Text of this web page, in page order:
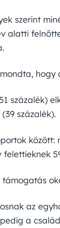
szerint
alatti
százalék)
százalék).
támogatás
az
a